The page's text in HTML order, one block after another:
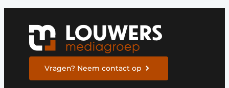
Vragen? Neem contact op